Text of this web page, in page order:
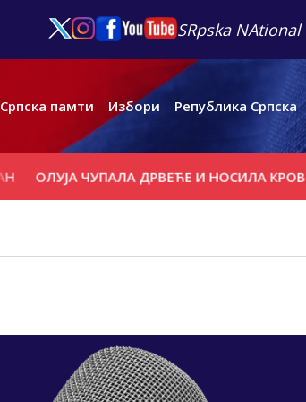
SRpska NAtional
Српска памти Избори Република Српска
ОЛУЈА ЧУПАЛА ДРВЕЋЕ И НОСИЛА КРОВОВЕ